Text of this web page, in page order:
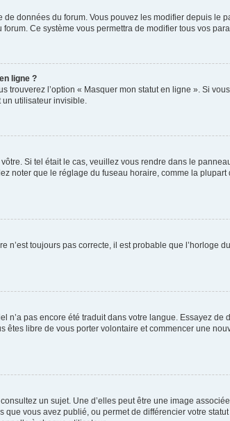
données du forum. Vous pouvez les modifier depuis le
Ce système vous permettra de modifier tous vos
ligne ?
trouverez l’option « Masquer mon statut en ligne ». Si
utilisateur invisible.
Si tel était le cas, veuillez vous rendre dans le
noter que le réglage du fuseau horaire, comme la plupart
n’est toujours pas correcte, il est probable que l’horloge
pas encore été traduit dans votre langue. Essayez de
libre de vous porter volontaire et commencer une
un sujet. Une d’elles peut être une image
vous avez publié, ou permet de différencier votre